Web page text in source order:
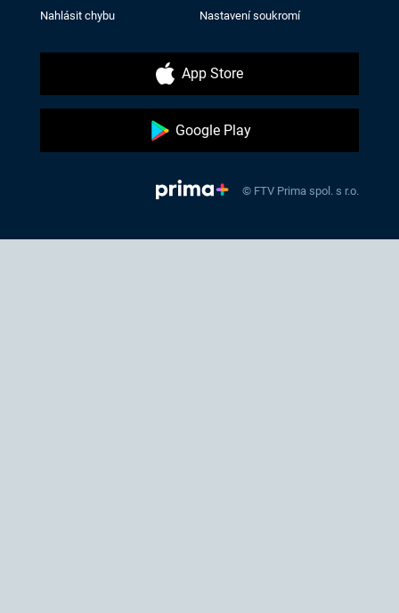
Nahlásit chybu Nastavení soukromí
App Store
Google Play
© FTV Prima spol. s r.o.